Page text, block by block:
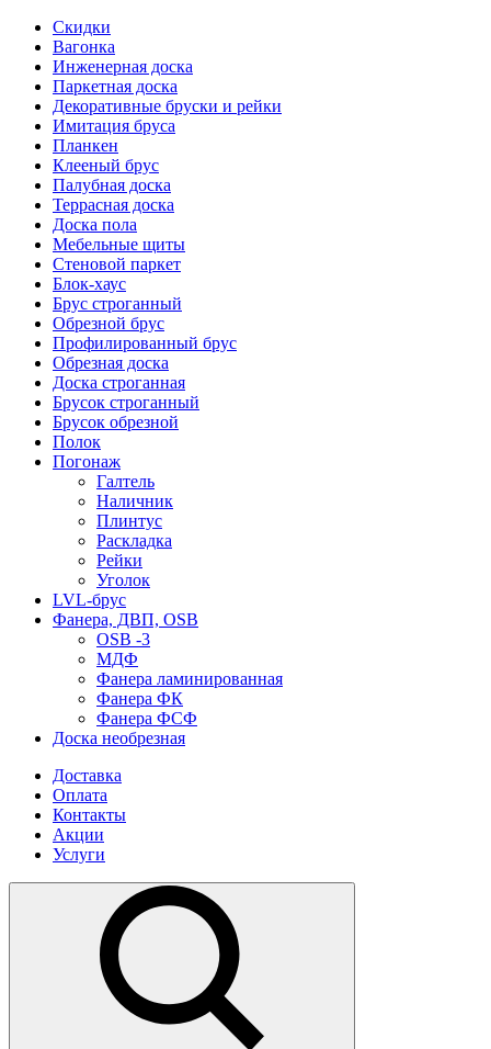
Скидки
Вагонка
Инженерная доска
Паркетная доска
Декоративные бруски и рейки
Имитация бруса
Планкен
Клееный брус
Палубная доска
Террасная доска
Доска пола
Мебельные щиты
Стеновой паркет
Блок-хаус
Брус строганный
Обрезной брус
Профилированный брус
Обрезная доска
Доска строганная
Брусок строганный
Брусок обрезной
Полок
Погонаж
Галтель
Наличник
Плинтус
Раскладка
Рейки
Уголок
LVL-брус
Фанера, ДВП, OSB
OSB -3
МДФ
Фанера ламинированная
Фанера ФК
Фанера ФСФ
Доска необрезная
Доставка
Оплата
Контакты
Акции
Услуги